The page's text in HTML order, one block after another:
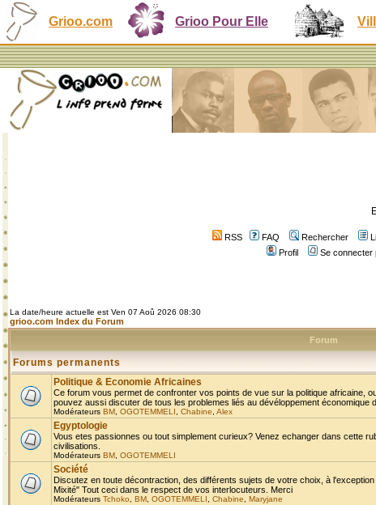
Grioo.com Grioo Pour Elle
RSS FAQ Rechercher
Profil
Se connecter
La date/heure actuelle est Ven 07 Aoû 2026 08:30
grioo.com Index du Forum
Forum
Forums permanents
Politique & Economie Africaines
Ce forum vous permet de confronter vos points de vue sur la politique africaine,
pouvez aussi discuter de tous les problemes liés au dévéloppement économique
Modérateurs BM OGOTEMMELI Chabine Alex
Egyptologie
Vous etes passionnes ou tout simplement curieux? Venez echanger dans cette
civilisations.
Modérateurs BM OGOTEMMELI
Société
Discutez en toute décontraction, des différents sujets de votre choix, à
Mixité" Tout ceci dans le respect de vos interlocuteurs. Merci
Modérateurs Tchoko BM OGOTEMMELI Chabine Maryjane